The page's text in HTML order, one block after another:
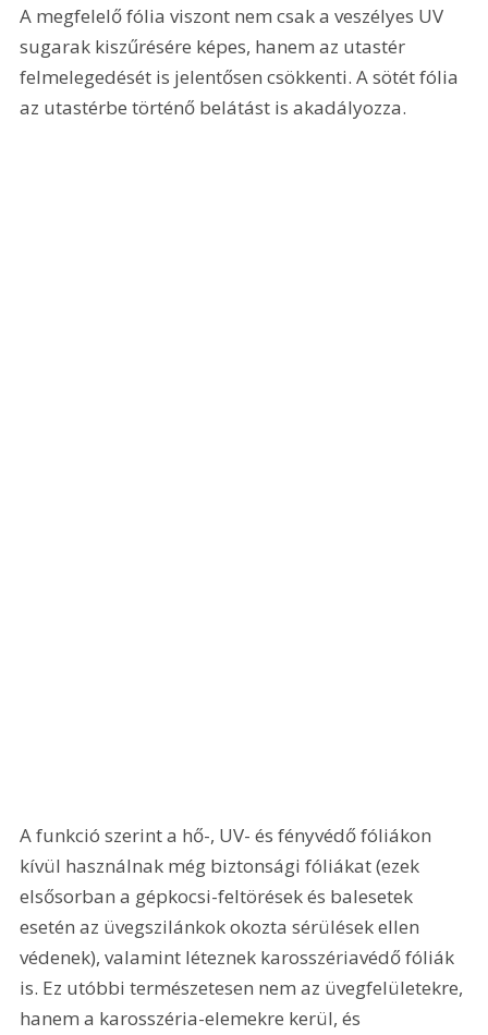
A megfelelő fólia viszont nem csak a veszélyes UV
sugarak kiszűrésére képes, hanem az utastér
felmelegedését is jelentősen csökkenti. A sötét fólia
az utastérbe történő belátást is akadályozza.
A funkció szerint a hő-, UV- és fényvédő fóliákon
kívül használnak még biztonsági fóliákat (ezek
elsősorban a gépkocsi-feltörések és balesetek
esetén az üvegszilánkok okozta sérülések ellen
védenek), valamint léteznek karosszériavédő fóliák
is. Ez utóbbi természetesen nem az üvegfelületekre,
hanem a karosszéria-elemekre kerül, és